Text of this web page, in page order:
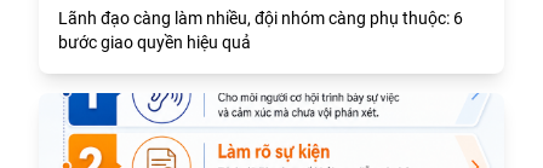
Lãnh đạo càng làm nhiều, đội nhóm càng phụ thuộc: 6
bước giao quyền hiệu quả